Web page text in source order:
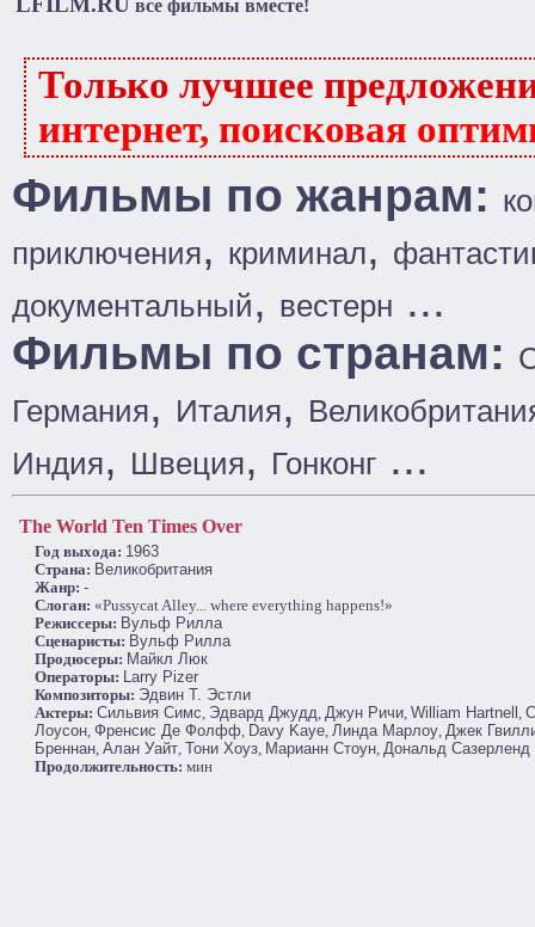
все фильмы вместе!
Только лучшее
интернет, поисковая
Фильмы по жанрам:
приключения, криминал,
документальный, вестерн ...
Фильмы по странам:
Германия, Италия,
Индия, Швеция, Гонконг ...
The World Ten Times Over
Год выхода: 1963
Cтрана: Великобритания
Жанр: -
Слоган: «Pussycat Alley... where everything happens!»
Режиссеры: Вульф Рилла
Сценаристы: Вульф Рилла
Продюсеры: Майкл Люк
Операторы: Larry Pizer
Композиторы: Эдвин Т. Эстли
Актеры: Сильвия Симс, Эдвард Джудд, Джун Ричи, William Hartnell ,
Лоусон, Френсис Де Фолфф, Davy Kaye, Линда Марлоу, Джек
Бреннан, Алан Уайт, Тони Хоуз, Марианн Стоун, Дональд Сазерленд
Продолжительность: мин